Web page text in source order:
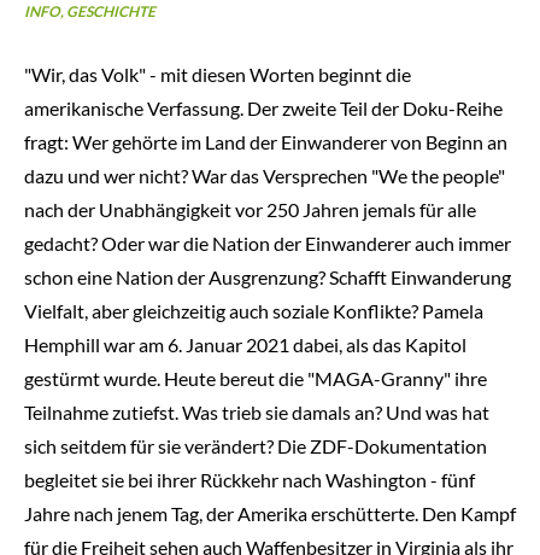
INFO, GESCHICHTE
"Wir, das Volk" - mit diesen Worten beginnt die
amerikanische Verfassung. Der zweite Teil der Doku-Reihe
fragt: Wer gehörte im Land der Einwanderer von Beginn an
dazu und wer nicht? War das Versprechen "We the people"
nach der Unabhängigkeit vor 250 Jahren jemals für alle
gedacht? Oder war die Nation der Einwanderer auch immer
schon eine Nation der Ausgrenzung? Schafft Einwanderung
Vielfalt, aber gleichzeitig auch soziale Konflikte? Pamela
Hemphill war am 6. Januar 2021 dabei, als das Kapitol
gestürmt wurde. Heute bereut die "MAGA-Granny" ihre
Teilnahme zutiefst. Was trieb sie damals an? Und was hat
sich seitdem für sie verändert? Die ZDF-Dokumentation
begleitet sie bei ihrer Rückkehr nach Washington - fünf
Jahre nach jenem Tag, der Amerika erschütterte. Den Kampf
für die Freiheit sehen auch Waffenbesitzer in Virginia als ihr